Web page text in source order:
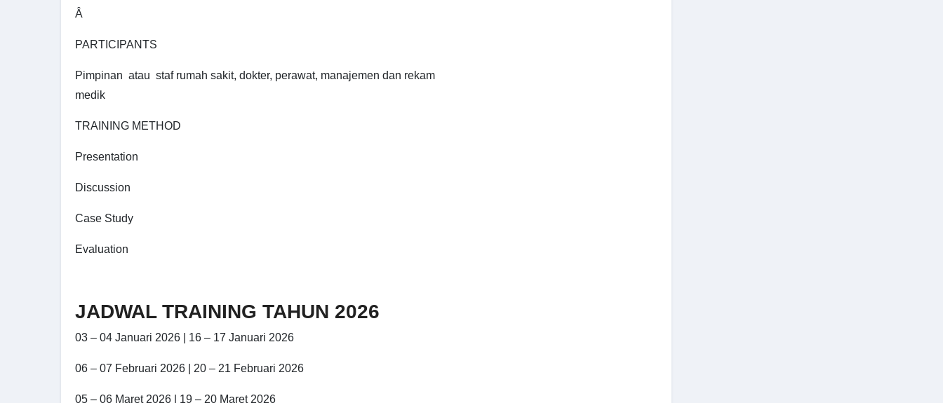
Â
PARTICIPANTS
Pimpinan atau staf rumah sakit, dokter, perawat, manajemen dan rekam
medik
TRAINING METHOD
Presentation
Discussion
Case Study
Evaluation
JADWAL TRAINING TAHUN 2026
03 – 04 Januari 2026 | 16 – 17 Januari 2026
06 – 07 Februari 2026 | 20 – 21 Februari 2026
05 – 06 Maret 2026 | 19 – 20 Maret 2026